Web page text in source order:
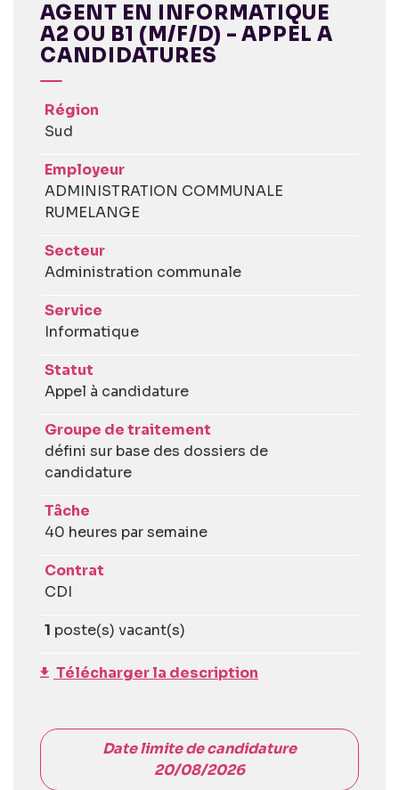
AGENT EN INFORMATIQUE
A2 OU B1 (M/F/D) - APPEL A
CANDIDATURES
Région
Sud
Employeur
ADMINISTRATION COMMUNALE
RUMELANGE
Secteur
Administration communale
Service
Informatique
Statut
Appel à candidature
Groupe de traitement
défini sur base des dossiers de
candidature
Tâche
40 heures par semaine
Contrat
CDI
1 poste(s) vacant(s)
Télécharger la description
Date limite de candidature
20/08/2026